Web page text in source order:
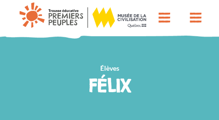
Élèves
FÉLIX